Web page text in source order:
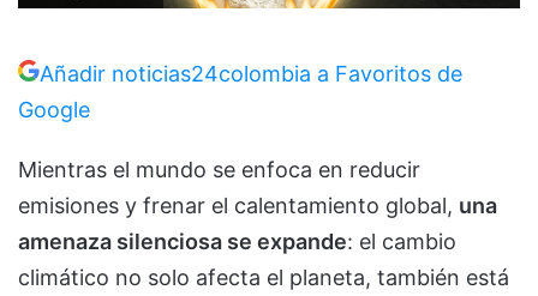
Añadir noticias24colombia a Favoritos de
Google
Mientras el mundo se enfoca en reducir
emisiones y frenar el calentamiento global, una
amenaza silenciosa se expande: el cambio
climático no solo afecta el planeta, también está